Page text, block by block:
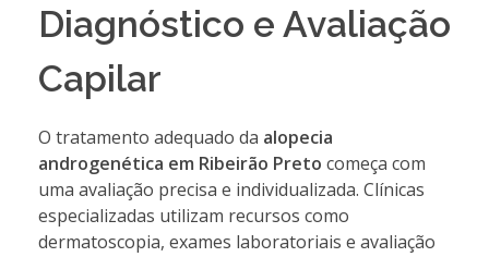
Diagnóstico e Avaliação
Capilar
O tratamento adequado da alopecia
androgenética em Ribeirão Preto começa com
uma avaliação precisa e individualizada. Clínicas
especializadas utilizam recursos como
dermatoscopia, exames laboratoriais e avaliação